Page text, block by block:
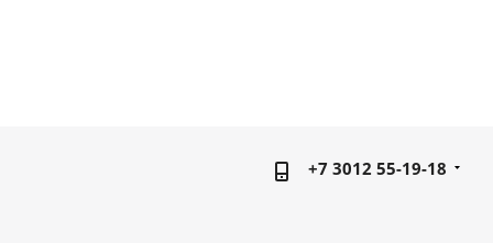
+7 3012 55-19-18